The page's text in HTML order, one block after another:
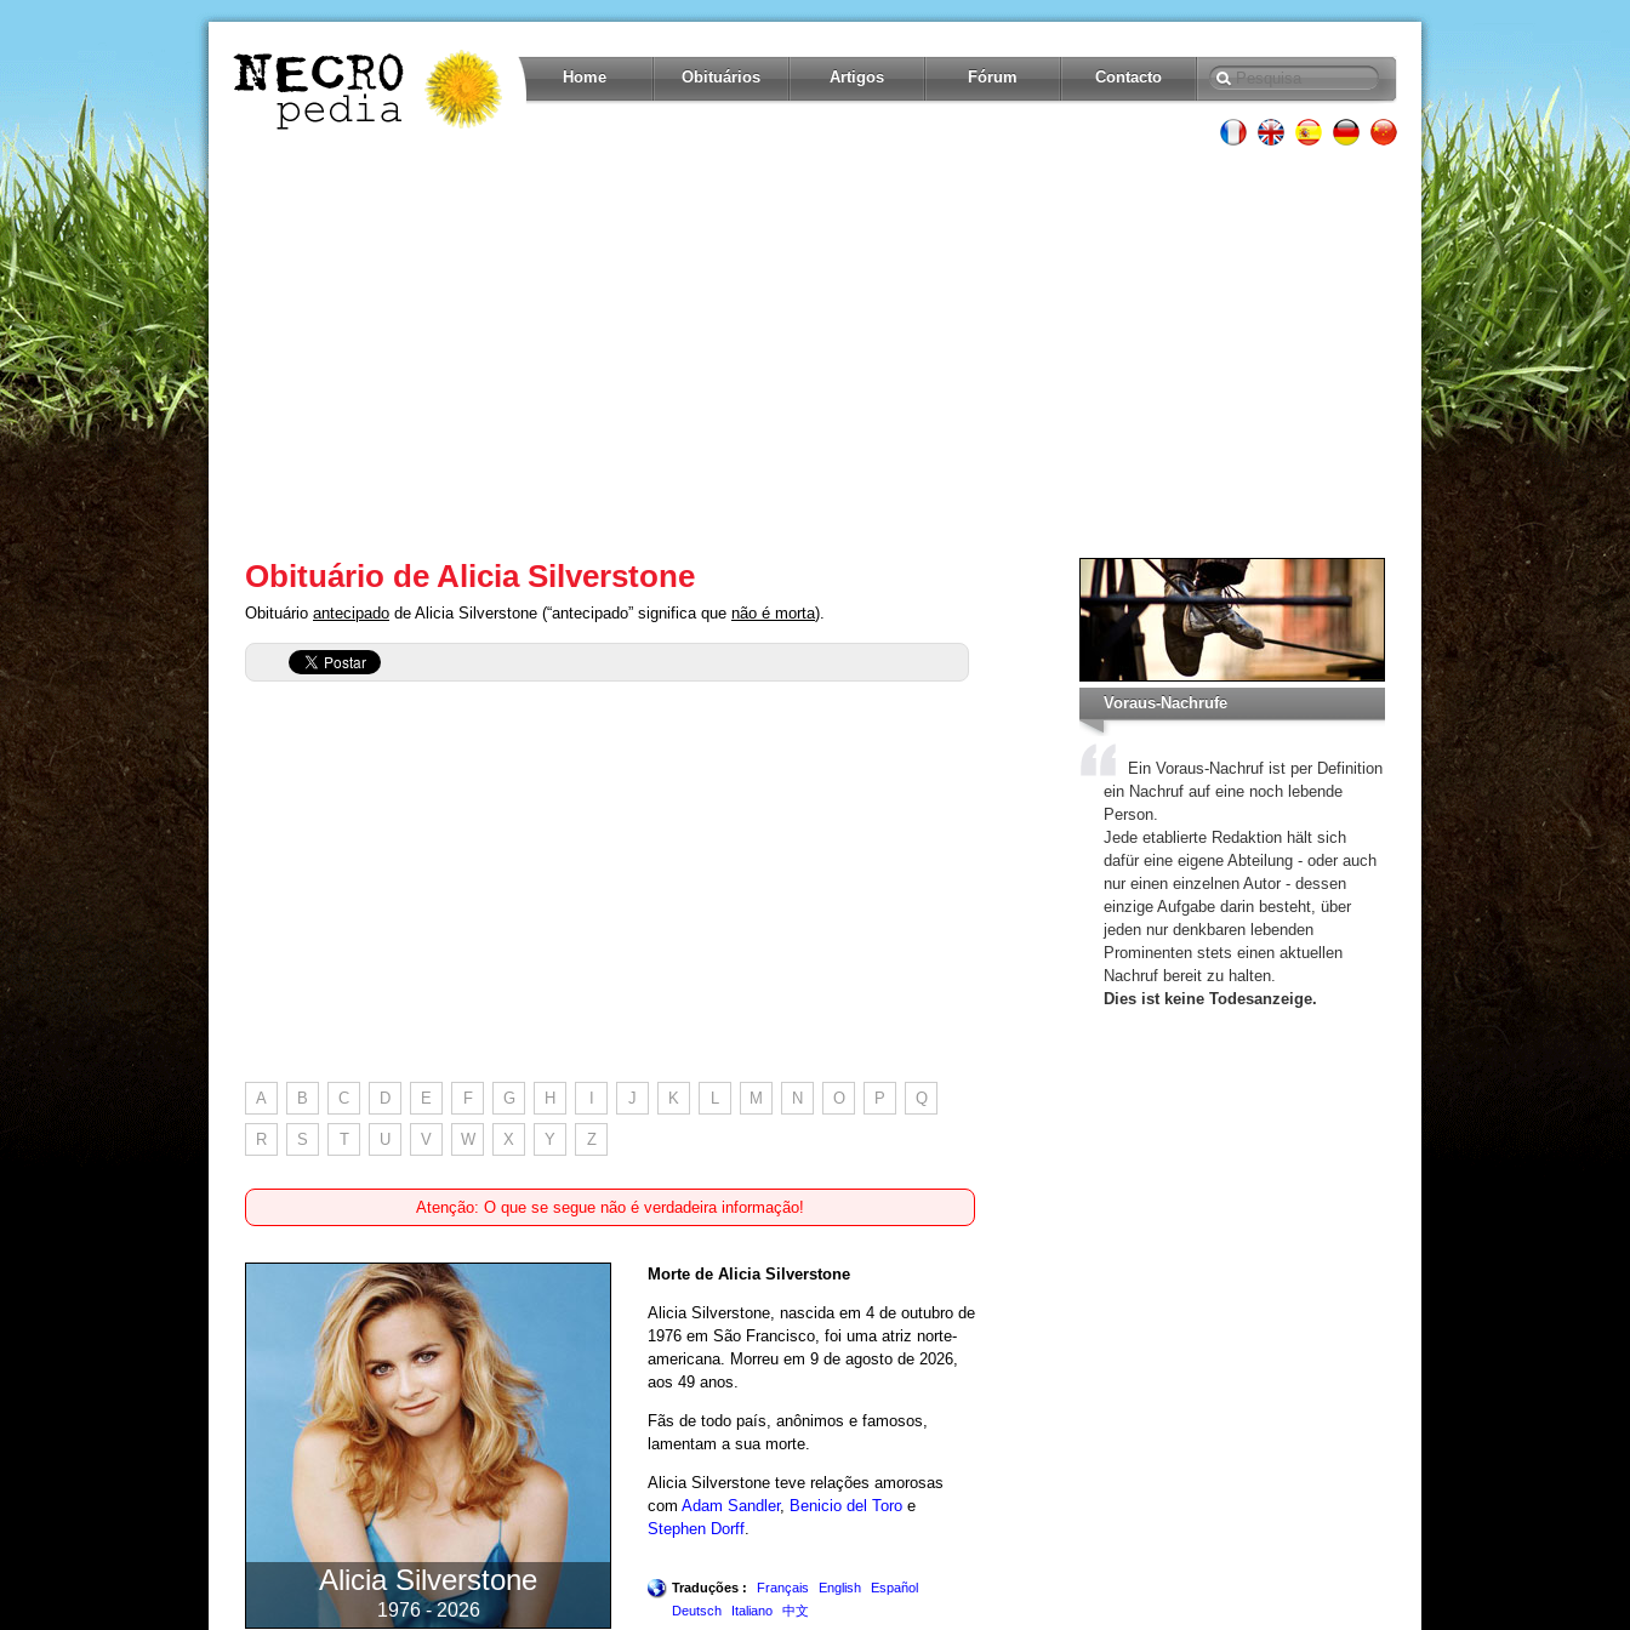
Home Obituários Artigos Fórum Contacto
Obituário de Alicia Silverstone
Obituário antecipado de Alicia Silverstone (“antecipado” significa que não é morta).
A B C D E F G H J K L M N O P Q
R S T U V W X Y Z
Atenção: O que se segue não é verdadeira informação!
Alicia Silverstone
1976 - 2026
Morte de Alicia Silverstone
Alicia Silverstone, nascida em 4 de outubro de
1976 em São Francisco, foi uma atriz norte-
americana. Morreu em 9 de agosto de 2026,
aos 49 anos.
Fãs de todo país, anônimos e famosos,
lamentam a sua morte.
Alicia Silverstone teve relações amorosas
com Adam Sandler, Benicio del Toro e
Stephen Dorff
Traduções : Français English
Español
Deutsch
Italiano 中文
Voraus-Nachrufe
Ein Voraus-Nachruf ist per Definition
ein Nachruf auf eine noch lebende
Person.
Jede etablierte Redaktion hält sich
dafür eine eigene Abteilung - oder auch
nur einen einzelnen Autor - dessen
einzige Aufgabe darin besteht, über
jeden nur denkbaren lebenden
Prominenten stets einen aktuellen
Nachruf bereit zu halten.
Dies ist keine Todesanzeige.